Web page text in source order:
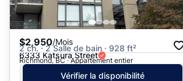
$2,950/Mois
2 ch. · 2 Salle de bain · 928 ft²
6333 Katsura Street
Richmond, BC · Appartement entier
Vérifier la disponibilité